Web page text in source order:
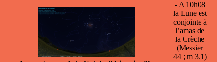
- A 10h08
la Lune est
conjointe à
l’amas de
la Crèche
(Messier
44 ; m 3.1)